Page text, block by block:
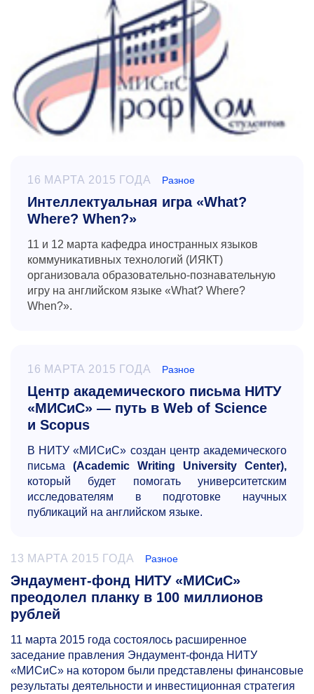
16 МАРТА 2015 ГОДА Разное
Интеллектуальная игра «What?
Where? When?»
11 и 12 марта кафедра иностранных языков
коммуникативных технологий (ИЯКТ)
организовала образовательно-познавательную
игру на английском языке «What? Where?
When?».
16 МАРТА 2015 ГОДА Разное
Центр академического письма НИТУ
«МИСиС» — путь в Web of Science
и Scopus
В НИТУ «МИСиС» создан центр академического
письма (Academic Writing University Center),
который будет помогать университетским
исследователям в подготовке научных
публикаций на английском языке.
13 МАРТА 2015 ГОДА Разное
Эндаумент-фонд НИТУ «МИСиС»
преодолел планку в 100 миллионов
рублей
11 марта 2015 года состоялось расширенное
заседание правления Эндаумент-фонда НИТУ
«МИСиС» на котором были представлены финансовые
результаты деятельности и инвестиционная стратегия